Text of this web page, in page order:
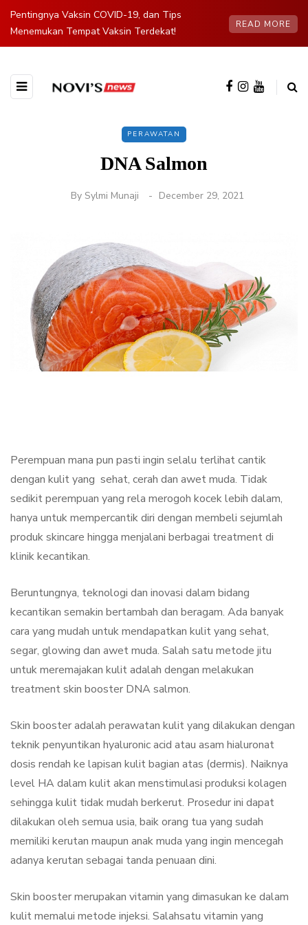
Pentingnya Vaksin COVID-19, dan Tips
Menemukan Tempat Vaksin Terdekat!
READ MORE
PERAWATAN
DNA Salmon
By Sylmi Munaji December 29, 2021
Perempuan mana pun pasti ingin selalu terlihat cantik
dengan kulit yang sehat, cerah dan awet muda. Tidak
sedikit perempuan yang rela merogoh kocek lebih dalam,
hanya untuk mempercantik diri dengan membeli sejumlah
produk skincare hingga menjalani berbagai treatment di
klinik kecantikan.
Beruntungnya, teknologi dan inovasi dalam bidang
kecantikan semakin bertambah dan beragam. Ada banyak
cara yang mudah untuk mendapatkan kulit yang sehat,
segar, glowing dan awet muda. Salah satu metode jitu
untuk meremajakan kulit adalah dengan melakukan
treatment skin booster DNA salmon.
Skin booster adalah perawatan kulit yang dilakukan dengan
teknik penyuntikan hyaluronic acid atau asam hialuronat
dosis rendah ke lapisan kulit bagian atas (dermis). Naiknya
level HA dalam kulit akan menstimulasi produksi kolagen
sehingga kulit tidak mudah berkerut. Prosedur ini dapat
dilakukan oleh semua usia, baik orang tua yang sudah
memiliki kerutan maupun anak muda yang ingin mencegah
adanya kerutan sebagai tanda penuaan dini.
Skin booster merupakan vitamin yang dimasukan ke dalam
kulit memalui metode injeksi. Salahsatu vitamin yang